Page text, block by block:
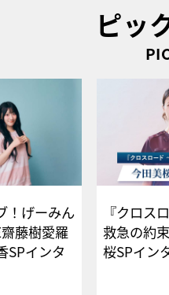
ピッ
！げーみん
藤樹愛羅
SPインタ
『クロス
救急の約
桜SPイ